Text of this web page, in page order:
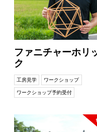
ファニチャーホリ
ク
工房見学 ワークショップ
ワークショップ予約受付